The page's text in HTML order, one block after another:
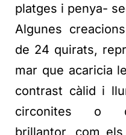
platges i penya-
Algunes
de 24 quirats,
mar que acaricia
contrast càlid i
circonites o
brillantor, com